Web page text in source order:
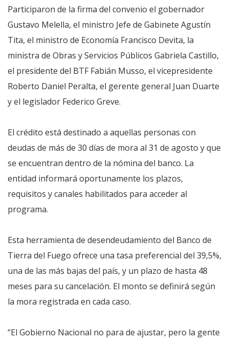
Participaron de la firma del convenio el gobernador
Gustavo Melella, el ministro Jefe de Gabinete Agustín
Tita, el ministro de Economía Francisco Devita, la
ministra de Obras y Servicios Públicos Gabriela Castillo,
el presidente del BTF Fabián Musso, el vicepresidente
Roberto Daniel Peralta, el gerente general Juan Duarte
y el legislador Federico Greve.
El crédito está destinado a aquellas personas con
deudas de más de 30 días de mora al 31 de agosto y que
se encuentran dentro de la nómina del banco. La
entidad informará oportunamente los plazos,
requisitos y canales habilitados para acceder al
programa.
Esta herramienta de desendeudamiento del Banco de
Tierra del Fuego ofrece una tasa preferencial del 39,5%,
una de las más bajas del país, y un plazo de hasta 48
meses para su cancelación. El monto se definirá según
la mora registrada en cada caso.
“El Gobierno Nacional no para de ajustar, pero la gente